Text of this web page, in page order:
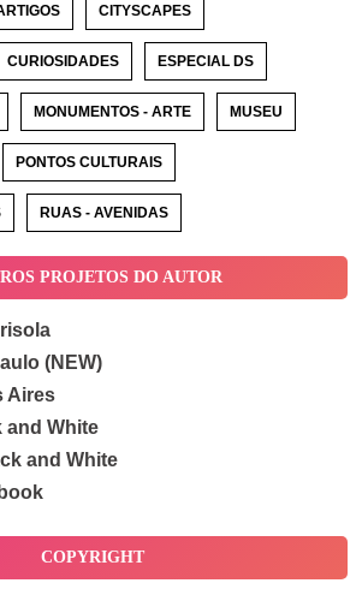
CITYSCAPES
CURIOSIDADES ESPECIAL DS
MONUMENTOS - ARTE MUSEU
PONTOS CULTURAIS
RUAS - AVENIDAS
PROJETOS DO AUTOR
(NEW)
Aires
and White
and White
COPYRIGHT